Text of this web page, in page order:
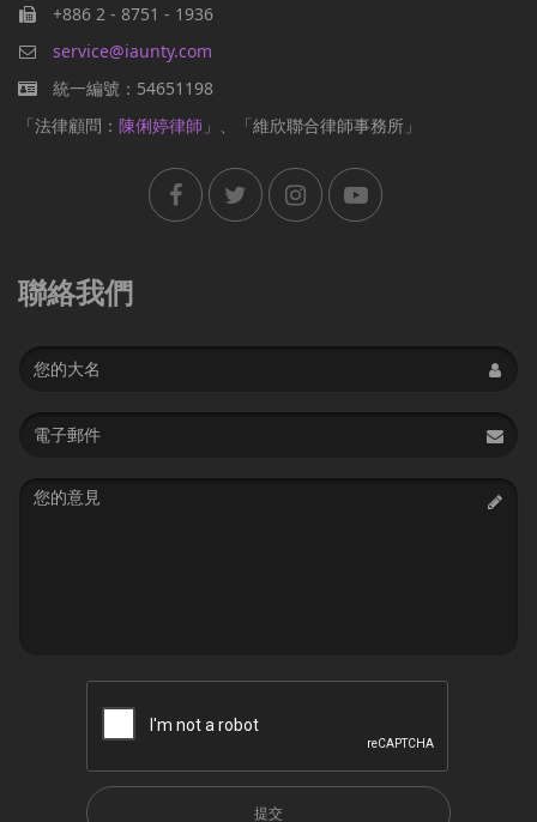
+886 2 - 8751 - 1936
service@iaunty.com
統一編號：54651198
「法律顧問： 陳俐婷律師 」、「維欣聯合律師事務所」
聯絡我們
Name
Email
address
Message
提交